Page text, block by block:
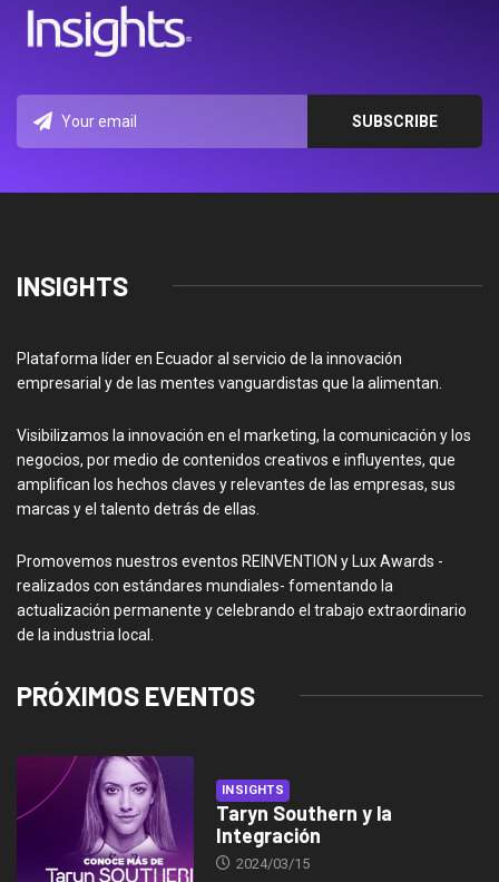
INSIGHTS
Plataforma líder en Ecuador al servicio de la innovación
empresarial y de las mentes vanguardistas que la alimentan.
Visibilizamos la innovación en el marketing, la comunicación y los
negocios, por medio de contenidos creativos e influyentes, que
amplifican los hechos claves y relevantes de las empresas, sus
marcas y el talento detrás de ellas.
Promovemos nuestros eventos REINVENTION y Lux Awards -
realizados con estándares mundiales- fomentando la
actualización permanente y celebrando el trabajo extraordinario
de la industria local.
PRÓXIMOS EVENTOS
INSIGHTS
Taryn Southern y la
Integración
2024/03/15